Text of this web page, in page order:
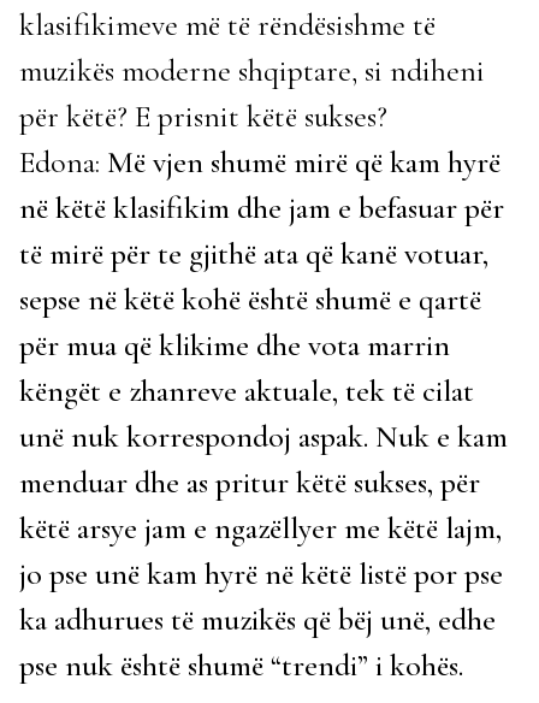
klasifikimeve më të rëndësishme të
muzikës moderne shqiptare, si ndiheni
për këtë? E prisnit këtë sukses?
Edona: Më vjen shumë mirë që kam hyrë
në këtë klasifikim dhe jam e befasuar për
të mirë për te gjithë ata që kanë votuar,
sepse në këtë kohë është shumë e qartë
për mua që klikime dhe vota marrin
këngët e zhanreve aktuale, tek të cilat
unë nuk korrespondoj aspak. Nuk e kam
menduar dhe as pritur këtë sukses, për
këtë arsye jam e ngazëllyer me këtë lajm,
jo pse unë kam hyrë në këtë listë por pse
ka adhurues të muzikës që bëj unë, edhe
pse nuk është shumë “trendi” i kohës.